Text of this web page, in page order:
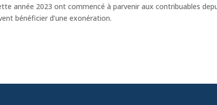
année 2023 ont commencé à parvenir aux contribuables
bénéficier d’une exonération.